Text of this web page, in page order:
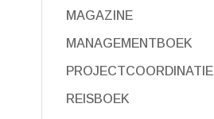
MAGAZINE
MANAGEMENTBOEK
PROJECTCOORDINATIE
REISBOEK